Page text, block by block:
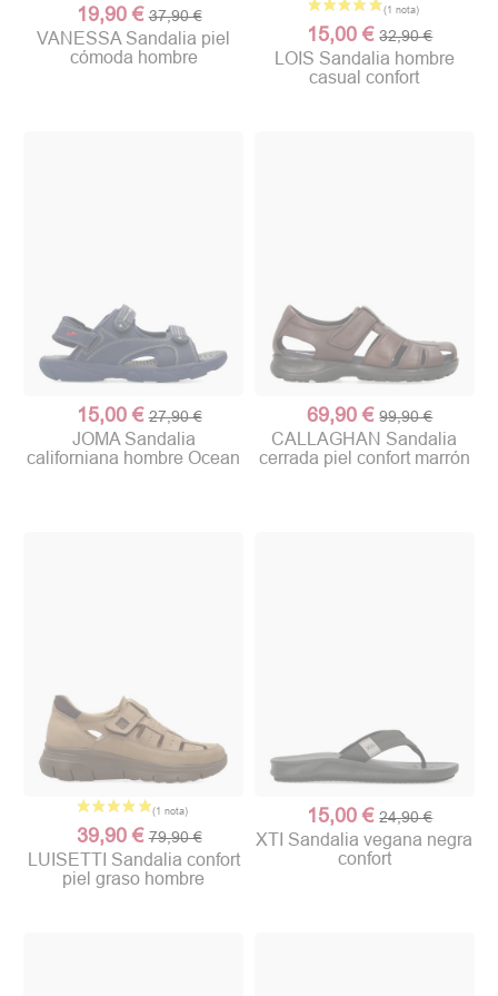
19,90 € 37,90 €
VANESSA Sandalia piel
cómoda hombre
15,00 € 32,90 €
LOIS Sandalia hombre
casual confort
15,00 € 27,90 €
JOMA Sandalia
californiana hombre Ocean
69,90 € 99,90 €
CALLAGHAN Sandalia
cerrada piel confort marrón
39,90 € 79,90 €
LUISETTI Sandalia confort
piel graso hombre
15,00 € 24,90 €
XTI Sandalia vegana negra
confort